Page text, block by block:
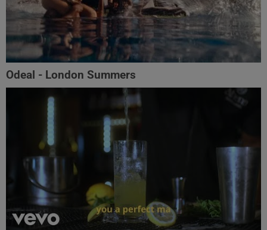
Odeal - London Summers